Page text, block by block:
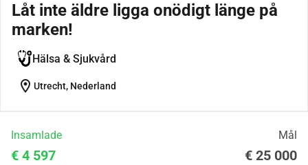
Låt inte äldre ligga onödigt länge på
marken!
Hälsa & Sjukvård
location_on Utrecht, Nederland
Insamlade Mål
€ 4 597 € 25 000